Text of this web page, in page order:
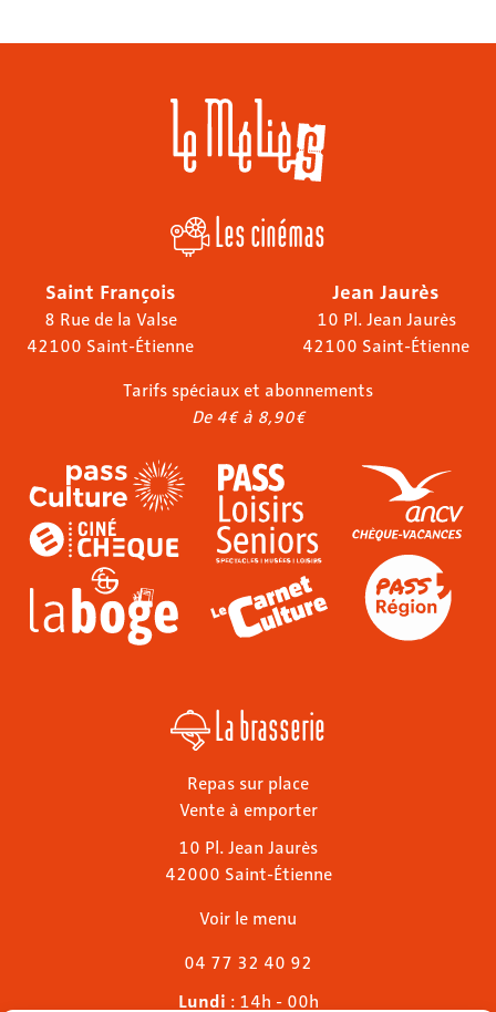
Les cinémas
Saint François
8 Rue de la Valse
42100 Saint-Étienne
Jean Jaurès
10 Pl. Jean Jaurès
42100 Saint-Étienne
Tarifs spéciaux et abonnements
De 4€ à 8,90€
La brasserie
Repas sur place
Vente à emporter
10 Pl. Jean Jaurès
42000 Saint-Étienne
Voir le menu
04 77 32 40 92
Lundi : 14h - 00h